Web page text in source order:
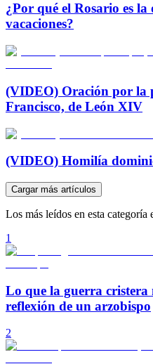
¿Por qué el Rosario es
vacaciones?
(VIDEO) Oración por la
Francisco, de León XIV
(VIDEO) Homilía
Cargar más artículos
Los más leídos en esta categoría
1
Lo que la guerra cristera
reflexión de un arzobispo
2